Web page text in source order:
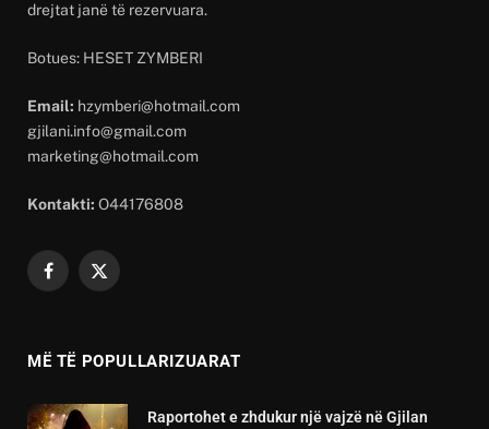
drejtat janë të rezervuara.
Botues: HESET ZYMBERI
Email: hzymberi@hotmail.com
gjilani.info@gmail.com
marketing@hotmail.com
Kontakti: O44176808
Facebook
X
MË TË POPULLARIZUARAT
Raportohet e zhdukur një vajzë në Gjilan